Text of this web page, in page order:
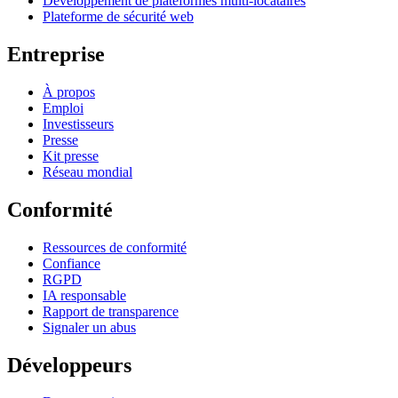
Plateforme de sécurité web
Entreprise
À propos
Emploi
Investisseurs
Presse
Kit presse
Réseau mondial
Conformité
Ressources de conformité
Confiance
RGPD
IA responsable
Rapport de transparence
Signaler un abus
Développeurs